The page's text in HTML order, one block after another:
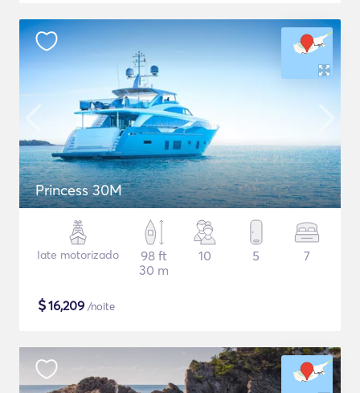
Princess 30M
Iate motorizado
98 ft
30 m
10 5 7
$16,209 /noite